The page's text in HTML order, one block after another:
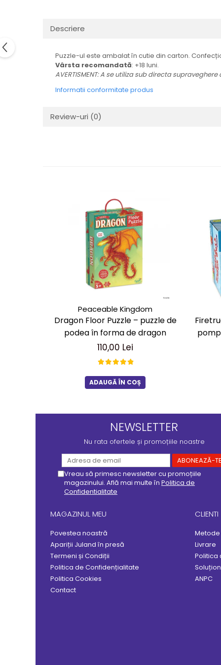
LEGO Creator Expert
LEGO Ideas
LEGO Speed Champions
Descriere
Puzzle-ul este ambalat în cutie din carton.
Vârsta recomandată: +18 luni.
AVERTISMENT: A se utiliza sub directa
Informatii conformitate produs
Review-uri (0)
Peaceable Kingdom
Dragon Floor Puzzle – puzzle de
podea în forma de dragon
110,00 Lei
ADAUGĂ ÎN COȘ
NEWSLETTER
Nu rata ofertele și promoțiile noastre
Vreau să primesc newsletter cu promoțiile
magazinului. Află mai multe în Politica de
Confidentialitate
MAGAZINUL MEU
Povestea noastră
Apariții Juland în presă
Termeni și Condiții
Politica de Confidențialitate
Politica Cookies
Contact
CLIENTI
Livrare
Politica
ANPC